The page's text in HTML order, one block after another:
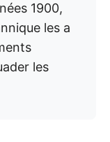
1900,
les a
les